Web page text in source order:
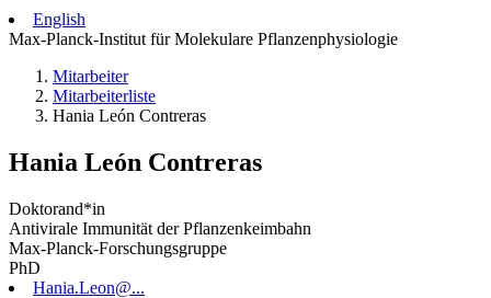
English
Max-Planck-Institut für Molekulare Pflanzenphysiologie
Mitarbeiter
Mitarbeiterliste
Hania León Contreras
Hania León Contreras
Doktorand*in
Antivirale Immunität der Pflanzenkeimbahn
Max-Planck-Forschungsgruppe
PhD
Hania.Leon@...